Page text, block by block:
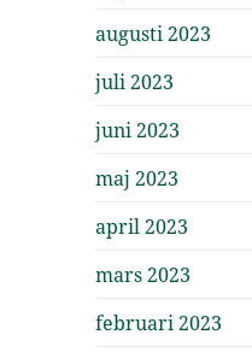
augusti 2023
juli 2023
juni 2023
maj 2023
april 2023
mars 2023
februari 2023